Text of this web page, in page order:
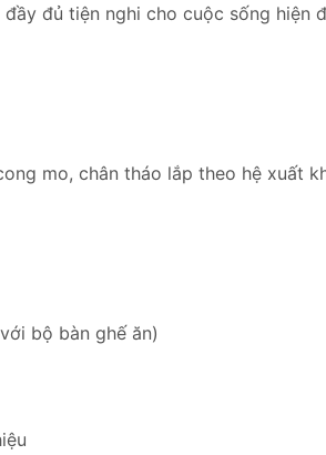
đủ tiện nghi cho cuộc sống hiện
mo, chân tháo lắp theo hệ xuất
bộ bàn ghế ăn)